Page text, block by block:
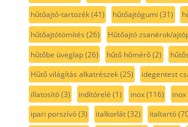
hűtőajtó-tartozék(41) hűtőajtógumi (31)
hűtőajtótömítés (26) Hűtőajtó zsanérok/
hűtőbe üveglap(26) hűtő hőmérő(2)
Hűtő világítás alkatrészek(25) idegentest
illatosító(3) indítórelé (1) inox(116)
ipari porszívó(3) italkorlát(32) italtartó